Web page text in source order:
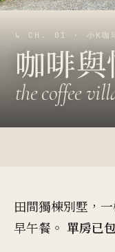
田間獨棟別墅，
早午餐。 單房已
↳ CH. 01 · 小K咖
咖啡與
the coffee